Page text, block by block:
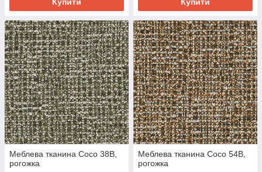
Меблева тканина Coco 38B,
рогожка
Меблева тканина Coco 54B,
рогожка